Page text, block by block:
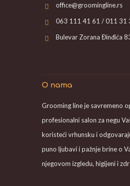
office@groomingline.rs
063 111 41 61 / 011 31
Bulevar Zorana Đinđića
O nama
Grooming line je savremeno
profesionalni salon za negu
koristeći vrhunsku i
puno ljubavi i pažnje brine o
njegovom izgledu, higijeni i